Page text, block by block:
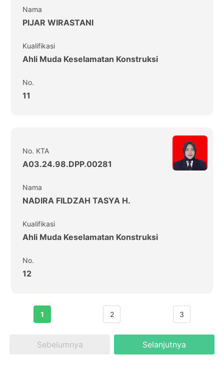
Nama
PIJAR WIRASTANI
Kualifikasi
Ahli Muda Keselamatan Konstruksi
No.
11
No. KTA
A03.24.98.DPP.00281
Nama
NADIRA FILDZAH TASYA H.
Kualifikasi
Ahli Muda Keselamatan Konstruksi
No.
12
Sebelumnya Selanjutnya
1 2 3